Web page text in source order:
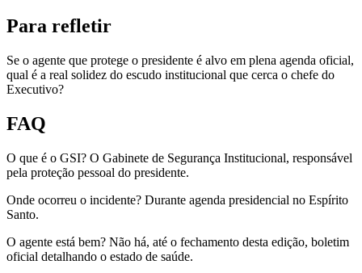
Para refletir
Se o agente que protege o presidente é alvo em plena agenda oficial,
qual é a real solidez do escudo institucional que cerca o chefe do
Executivo?
FAQ
O que é o GSI? O Gabinete de Segurança Institucional, responsável
pela proteção pessoal do presidente.
Onde ocorreu o incidente? Durante agenda presidencial no Espírito
Santo.
O agente está bem? Não há, até o fechamento desta edição, boletim
oficial detalhando o estado de saúde.